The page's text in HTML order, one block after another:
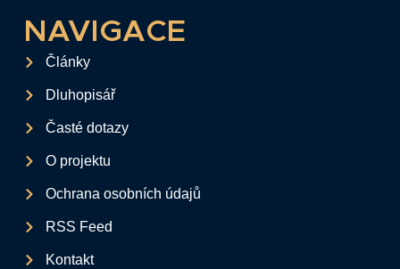
NAVIGACE
Články
Dluhopisář
Časté dotazy
O projektu
Ochrana osobních údajů
RSS Feed
Kontakt